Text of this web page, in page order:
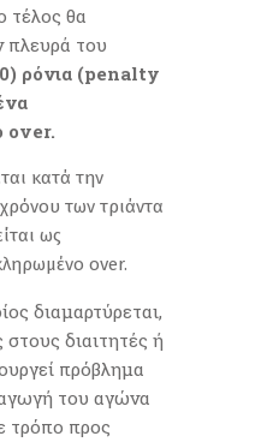
τέλος θα
πλευρά του
ρόνια (penalty
over.
κατά την
των τριάντα
ως
over.
διαμαρτύρεται,
στους διαιτητές ή
πρόβλημα
του αγώνα
τρόπο προς